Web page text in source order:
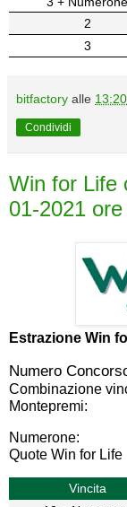
2
3
bitfactory alle 13:20
Condividi
Win for Life
01-2021
Estrazione Win
Numero
Combinazione
Montepremi:
Numerone:
Quote Win for Life
Vincita